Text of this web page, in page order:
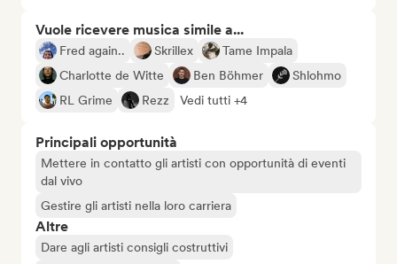
Vuole ricevere musica simile a...
Fred again.. Skrillex
Tame Impala
Charlotte de Witte
Ben Böhmer
Shlohmo
RL Grime
Rezz Vedi tutti +4
Principali opportunità
Mettere in contatto gli artisti con opportunità di eventi
dal vivo
Gestire gli artisti nella loro carriera
Altre
Dare agli artisti consigli costruttivi